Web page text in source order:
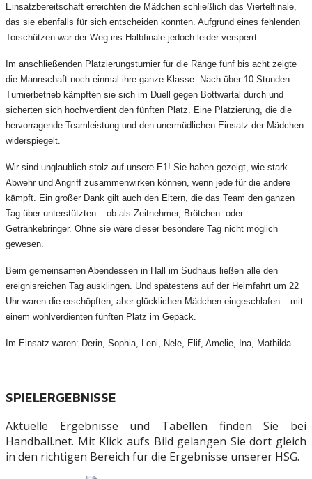
Einsatzbereitschaft erreichten die Mädchen schließlich das Viertelfinale,
das sie ebenfalls für sich entscheiden konnten. Aufgrund eines fehlenden
Torschützen war der Weg ins Halbfinale jedoch leider versperrt.
Im anschließenden Platzierungsturnier für die Ränge fünf bis acht zeigte
die Mannschaft noch einmal ihre ganze Klasse. Nach über 10 Stunden
Turnierbetrieb kämpften sie sich im Duell gegen Bottwartal durch und
sicherten sich hochverdient den fünften Platz. Eine Platzierung, die die
hervorragende Teamleistung und den unermüdlichen Einsatz der Mädchen
widerspiegelt.
Wir sind unglaublich stolz auf unsere E1! Sie haben gezeigt, wie stark
Abwehr und Angriff zusammenwirken können, wenn jede für die andere
kämpft. Ein großer Dank gilt auch den Eltern, die das Team den ganzen
Tag über unterstützten – ob als Zeitnehmer, Brötchen- oder
Getränkebringer. Ohne sie wäre dieser besondere Tag nicht möglich
gewesen.
Beim gemeinsamen Abendessen in Hall im Sudhaus ließen alle den
ereignisreichen Tag ausklingen. Und spätestens auf der Heimfahrt um 22
Uhr waren die erschöpften, aber glücklichen Mädchen eingeschlafen – mit
einem wohlverdienten fünften Platz im Gepäck.
Im Einsatz waren: Derin, Sophia, Leni, Nele, Elif, Amelie, Ina, Mathilda.
SPIELERGEBNISSE
Aktuelle Ergebnisse und Tabellen finden Sie bei
Handball.net. Mit Klick aufs Bild gelangen Sie dort gleich
in den richtigen Bereich für die Ergebnisse unserer HSG.